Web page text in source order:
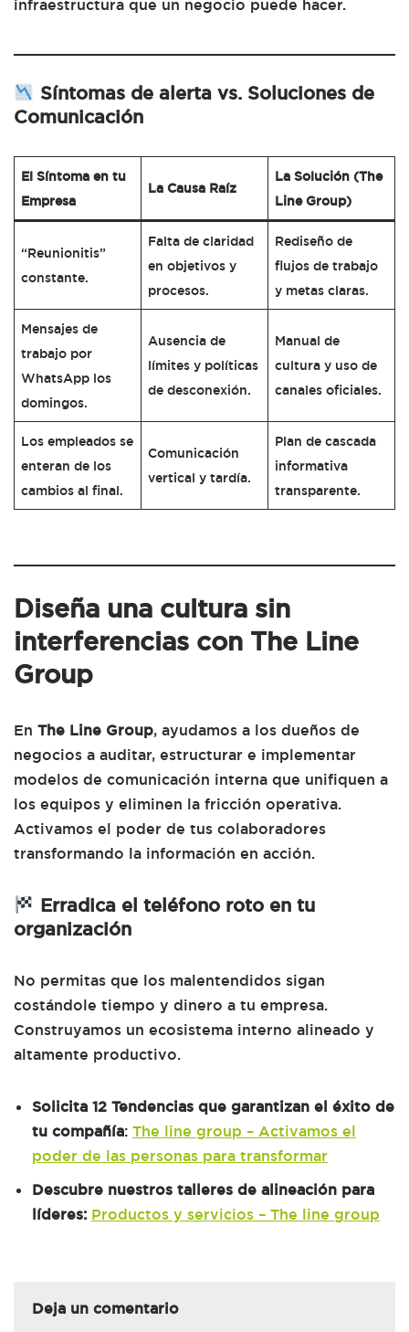
infraestructura que un negocio puede hacer.
Síntomas de alerta vs. Soluciones de
Comunicación
El Síntoma en tu
Empresa
La Causa Raíz
La Solución (The
Line Group)
“Reunionitis”
constante.
Falta de claridad
en objetivos y
procesos.
Rediseño de
flujos de trabajo
y metas claras.
Mensajes de
trabajo por
WhatsApp los
domingos.
Ausencia de
límites y políticas
de desconexión.
Manual de
cultura y uso de
canales oficiales.
Los empleados se
enteran de los
cambios al final.
Comunicación
vertical y tardía.
Plan de cascada
informativa
transparente.
Diseña una cultura sin
interferencias con The Line
Group
En The Line Group, ayudamos a los dueños de
negocios a auditar, estructurar e implementar
modelos de comunicación interna que unifiquen a
los equipos y eliminen la fricción operativa.
Activamos el poder de tus colaboradores
transformando la información en acción.
Erradica el teléfono roto en tu
organización
No permitas que los malentendidos sigan
costándole tiempo y dinero a tu empresa.
Construyamos un ecosistema interno alineado y
altamente productivo.
Solicita 12 Tendencias que garantizan el éxito de
tu compañía: The line group – Activamos el
poder de las personas para transformar
Descubre nuestros talleres de alineación para
líderes: Productos y servicios – The line group
Deja un comentario